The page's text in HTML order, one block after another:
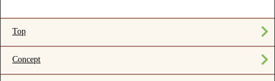
Top
Concept